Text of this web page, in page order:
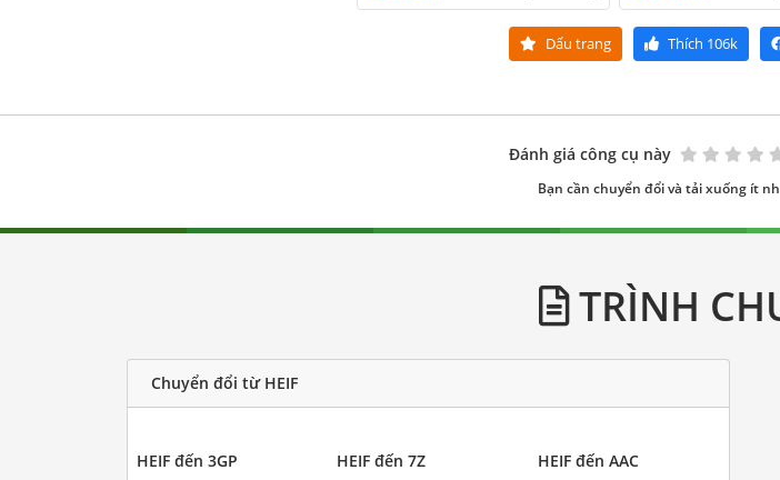
Dấu trang Thích 106k
Đánh giá công cụ này
Bạn cần chuyển đổi và tải xuống ít
TRÌNH
Chuyển đổi từ HEIF
HEIF đến 3GP HEIF đến 7Z HEIF đến AAC